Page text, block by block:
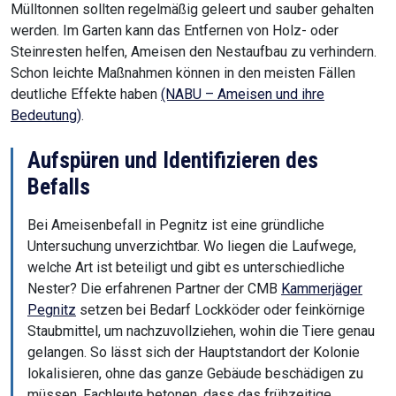
Mülltonnen sollten regelmäßig geleert und sauber gehalten
werden. Im Garten kann das Entfernen von Holz- oder
Steinresten helfen, Ameisen den Nestaufbau zu verhindern.
Schon leichte Maßnahmen können in den meisten Fällen
deutliche Effekte haben (NABU – Ameisen und ihre
Bedeutung).
Aufspüren und Identifizieren des
Befalls
Bei Ameisenbefall in Pegnitz ist eine gründliche
Untersuchung unverzichtbar. Wo liegen die Laufwege,
welche Art ist beteiligt und gibt es unterschiedliche
Nester? Die erfahrenen Partner der CMB Kammerjäger
Pegnitz setzen bei Bedarf Lockköder oder feinkörnige
Staubmittel, um nachzuvollziehen, wohin die Tiere genau
gelangen. So lässt sich der Hauptstandort der Kolonie
lokalisieren, ohne das ganze Gebäude beschädigen zu